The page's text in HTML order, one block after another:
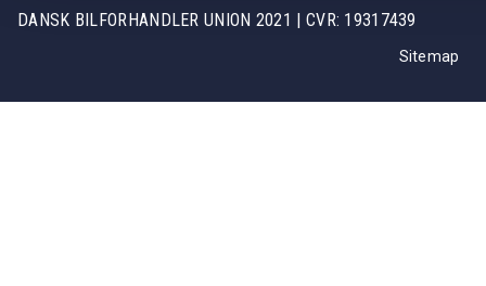
DANSK BILFORHANDLER UNION 2021 | CVR: 19317439
Sitemap